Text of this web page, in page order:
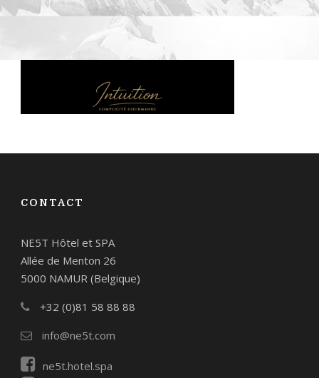
CONTACT
NE5T Hôtel et SPA
Allée de Menton 26
5000 NAMUR (Belgique)
+32 (0)81 58 88 88
info@ne5t.com
ne5t.hotel.spa